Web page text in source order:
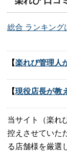
総合 ランキング
【楽れび管理人
【現役店長が教
当サイト（楽れ
控えさせていた
る店舗様を厳選